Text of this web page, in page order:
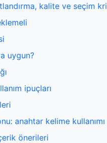
kalite ve seçim
uygun?
ipuçları
anahtar kelime kullanımı
önerileri